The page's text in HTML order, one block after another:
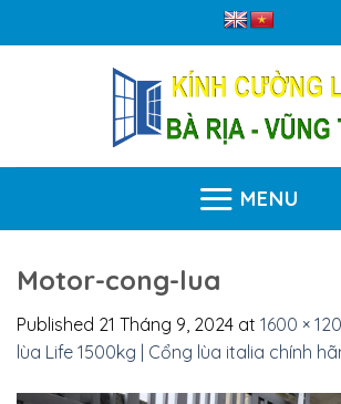
to
MENU
Motor-cong-lua
Published 21 Tháng 9, 2024 at 1600 ×
lùa Life 1500kg | Cổng lùa italia chính